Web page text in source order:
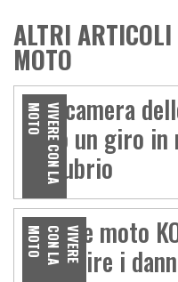
ALTRI
MOTO
V
I
V
E
R
E
C
O
N
L
A
M
O
T
O
Fotocamera
dopo un giro
manubrio
V
I
V
E
R
E
C
O
N
L
A
M
O
T
O
Gomme moto
prevenire i